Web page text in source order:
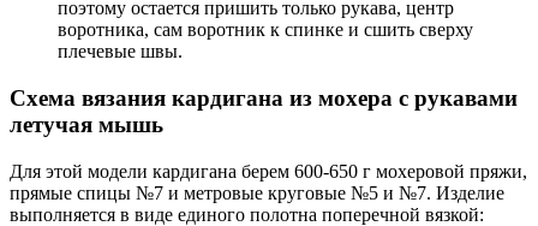
поэтому остается пришить только рукава, центр
воротника, сам воротник к спинке и сшить сверху
плечевые швы.
Схема вязания кардигана из мохера с рукавами
летучая мышь
Для этой модели кардигана берем 600-650 г мохеровой пряжи,
прямые спицы №7 и метровые круговые №5 и №7. Изделие
выполняется в виде единого полотна поперечной вязкой: